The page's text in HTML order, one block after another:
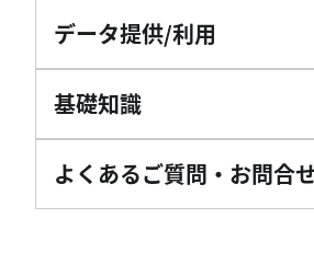
データ提供/利用
基礎知識
よくあるご質問・お問合